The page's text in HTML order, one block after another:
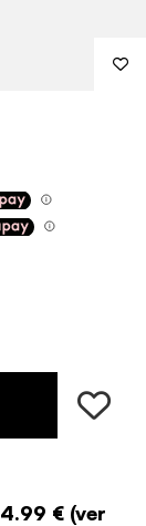
4.99 €(ver